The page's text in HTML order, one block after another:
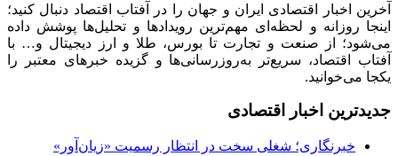
آخرین اخبار اقتصادی ایران و جهان را در آفتاب اقتصاد دنبال کنید؛
اینجا روزانه و لحظه‌ای مهم‌ترین رویدادها و تحلیل‌ها پوشش داده
می‌شود؛ از صنعت و تجارت تا بورس، طلا و ارز دیجیتال و… با
آفتاب اقتصاد، سریع‌تر به‌روزرسانی‌ها و گزیده خبرهای معتبر را
یکجا می‌خوانید.
جدیدترین اخبار اقتصادی
خبرنگاری؛ شغلی سخت در انتظار رسمیت «زیان‌آور»